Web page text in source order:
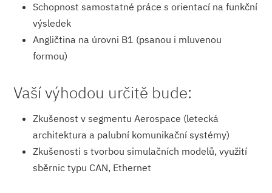
Schopnost samostatné práce s orientací na funkční
výsledek
Angličtina na úrovni B1 (psanou i mluvenou
formou)
Vaší výhodou určitě bude:
Zkušenost v segmentu Aerospace (letecká
architektura a palubní komunikační systémy)
Zkušenosti s tvorbou simulačních modelů, využití
sběrnic typu CAN, Ethernet